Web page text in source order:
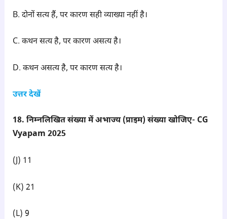
B. दोनों सत्य हैं, पर कारण सही व्याख्या नहीं है।
C. कथन सत्य है, पर कारण असत्य है।
D. कथन असत्य है, पर कारण सत्य है।
उत्तर देखें
18. निम्नलिखित संख्या में अभाज्य (प्राइम) संख्या खोजिए- CG
Vyapam 2025
(J) 11
(K) 21
(L) 9